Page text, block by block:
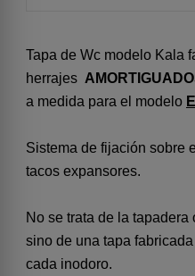
Tapa de Wc modelo Kala
herrajes
a medida para el modelo
Sistema de fijación sobre
tacos expansores.
No se trata de la
sino de una tapa
cada inodoro.